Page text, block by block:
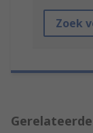
Zoek